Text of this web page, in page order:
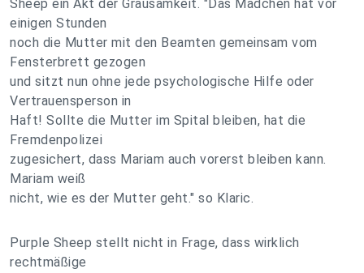
Sheep ein Akt der Grausamkeit. "Das Mädchen hat vor
einigen Stunden
noch die Mutter mit den Beamten gemeinsam vom
Fensterbrett gezogen
und sitzt nun ohne jede psychologische Hilfe oder
Vertrauensperson in
Haft! Sollte die Mutter im Spital bleiben, hat die
Fremdenpolizei
zugesichert, dass Mariam auch vorerst bleiben kann.
Mariam weiß
nicht, wie es der Mutter geht." so Klaric.
Purple Sheep stellt nicht in Frage, dass wirklich
rechtmäßige